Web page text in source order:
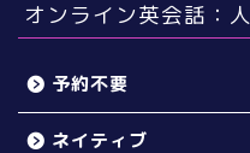
オンライン英会話：
予約不要
ネイティブ